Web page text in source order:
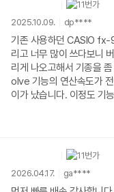
2025.10.09. dp****
기존 사용하던 CASIO fx-
리고 너무 많이 쓰다보니
리게 나오고해서 기종을
olve 기능의 연산속도가
이가 났습니다. 이정도 기
2026.04.17. ga****